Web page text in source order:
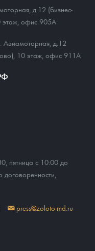
д.12 (бизнес-
этаж, офис 905А
Авиамоторная, д.12
10 этаж, офис 911А
пятница с 10:00 до
press@zoloto-md.ru